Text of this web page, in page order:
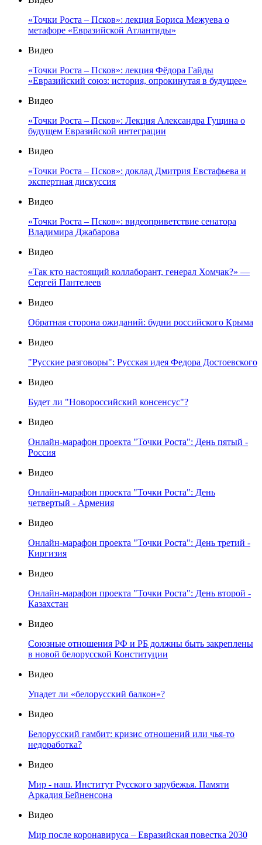
«Точки Роста – Псков»: лекция Бориса Межуева о
метафоре «Евразийской Атлантиды»
Видео
«Точки Роста – Псков»: лекция Фёдора Гайды
«Евразийский союз: история, опрокинутая в будущее»
Видео
«Точки Роста – Псков»: Лекция Александра Гущина о
будущем Евразийской интеграции
Видео
«Точки Роста – Псков»: доклад Дмитрия Евстафьева и
экспертная дискуссия
Видео
«Точки Роста – Псков»: видеоприветствие сенатора
Владимира Джабарова
Видео
«Так кто настоящий коллаборант, генерал Хомчак?» —
Сергей Пантелеев
Видео
Обратная сторона ожиданий: будни российского Крыма
Видео
"Русские разговоры": Русская идея Федора Достоевского
Видео
Будет ли "Новороссийский консенсус"?
Видео
Онлайн-марафон проекта "Точки Роста": День пятый -
Россия
Видео
Онлайн-марафон проекта "Точки Роста": День
четвертый - Армения
Видео
Онлайн-марафон проекта "Точки Роста": День третий -
Киргизия
Видео
Онлайн-марафон проекта "Точки Роста": День второй -
Казахстан
Видео
Союзные отношения РФ и РБ должны быть закреплены
в новой белорусской Конституции
Видео
Упадет ли «белорусский балкон»?
Видео
Белорусский гамбит: кризис отношений или чья-то
недоработка?
Видео
Мир - наш. Институт Русского зарубежья. Памяти
Аркадия Бейненсона
Видео
Мир после коронавируса – Евразийская повестка 2030